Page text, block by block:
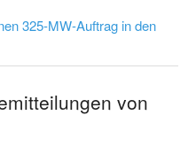
325-MW-Auftrag in den
von